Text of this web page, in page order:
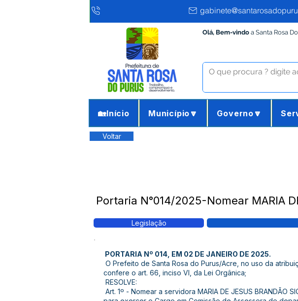
Olá, Bem-vindo a Santa Rosa
🏡Início Município🔽 Governo🔽
Voltar
Portaria N°014/2025-Nomear MARIA
Legislação
PORTARIA Nº 014, EM 02 DE JANEIRO DE 2025.
O Prefeito de Santa Rosa do Purus/Acre, no uso da
confere o art. 66, inciso VI, da Lei Orgânica;
RESOLVE:
Art. 1º - Nomear a servidora MARIA DE JESUS BRANDÃO